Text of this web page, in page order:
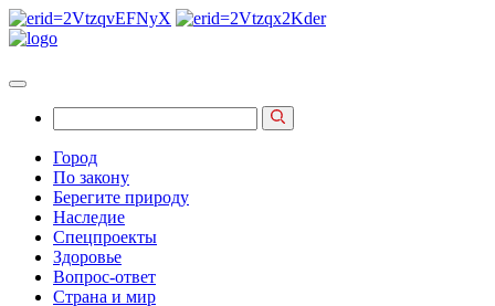
Город
По закону
Берегите природу
Наследие
Спецпроекты
Здоровье
Вопрос-ответ
Страна и мир